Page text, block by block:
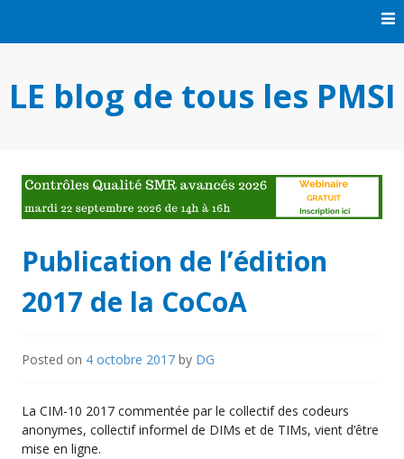
LE blog de tous les PMSI
Publication de l’édition
2017 de la CoCoA
Posted on 4 octobre 2017 by DG
La CIM-10 2017 commentée par le collectif des codeurs
anonymes, collectif informel de DIMs et de TIMs, vient d’être
mise en ligne.